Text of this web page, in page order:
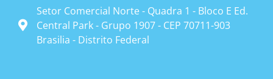
Setor Comercial Norte - Quadra 1 - Bloco E Ed.
Central Park - Grupo 1907 - CEP 70711-903
Brasilia - Distrito Federal